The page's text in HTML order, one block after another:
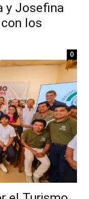
y Josefina
los
0